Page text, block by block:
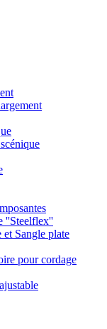
''Steelflex''
Sangle plate
pour cordage